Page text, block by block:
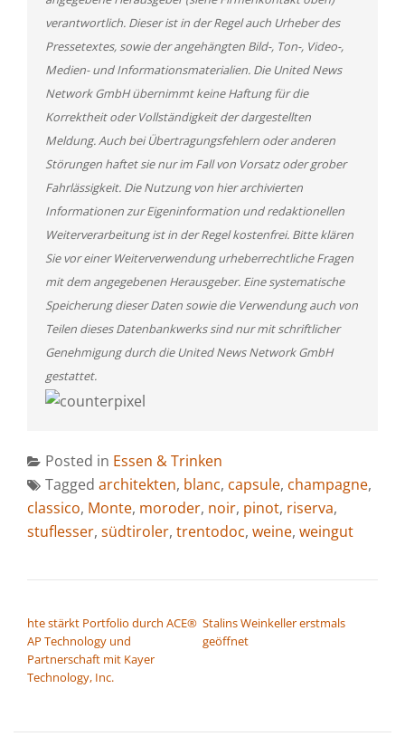
verantwortlich. Dieser ist in der Regel auch Urheber des
Pressetextes, sowie der angehängten Bild-, Ton-, Video-,
Medien- und Informationsmaterialien. Die United News
Network GmbH übernimmt keine Haftung für die
Korrektheit oder Vollständigkeit der dargestellten
Meldung. Auch bei Übertragungsfehlern oder anderen
Störungen haftet sie nur im Fall von Vorsatz oder grober
Fahrlässigkeit. Die Nutzung von hier archivierten
Informationen zur Eigeninformation und redaktionellen
Weiterverarbeitung ist in der Regel kostenfrei. Bitte klären
Sie vor einer Weiterverwendung urheberrechtliche Fragen
mit dem angegebenen Herausgeber. Eine systematische
Speicherung dieser Daten sowie die Verwendung auch von
Teilen dieses Datenbankwerks sind nur mit schriftlicher
Genehmigung durch die United News Network GmbH
gestattet.
Posted in Essen & Trinken
Tagged architekten, blanc, capsule, champagne,
classico, Monte, moroder, noir, pinot, riserva,
stuflesser, südtiroler, trentodoc, weine, weingut
hte stärkt Portfolio durch ACE®
AP Technology und
Partnerschaft mit Kayer
Technology, Inc.
Stalins Weinkeller erstmals
geöffnet